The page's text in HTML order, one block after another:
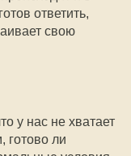
ответить,
свою
у нас не хватает
готово ли